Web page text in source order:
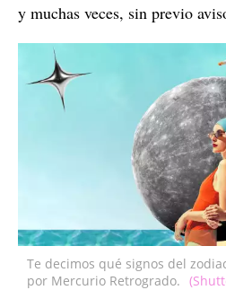
y muchas veces, sin previo
Te decimos qué signos del
por Mercurio Retrogrado.